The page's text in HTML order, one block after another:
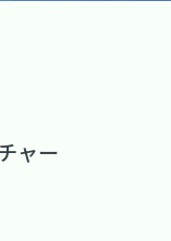
ャー